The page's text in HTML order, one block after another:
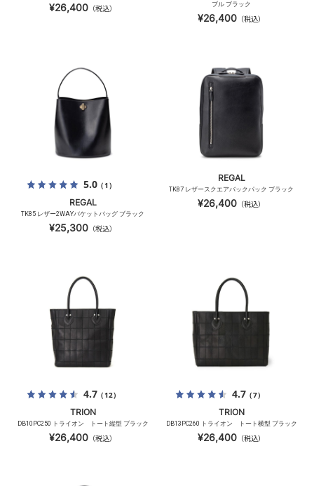
¥26,400 （税込）
ブル ブラック
¥26,400 （税込）
5.0（1）
REGAL
TK85 レザー2WAYバケットバッグ ブラック
¥25,300 （税込）
REGAL
TK87 レザースクエアバックパック ブラック
¥26,400 （税込）
4.7（12）
TRION
DB10PC250 トライオン トート縦型 ブラック
¥26,400 （税込）
4.7（7）
TRION
DB13PC260 トライオン トート横型 ブラック
¥26,400 （税込）